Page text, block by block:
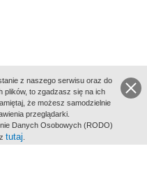
z naszego serwisu oraz do
to zgadzasz się na ich
że możesz samodzielnie
przeglądarki.
Danych Osobowych (RODO)
tutaj